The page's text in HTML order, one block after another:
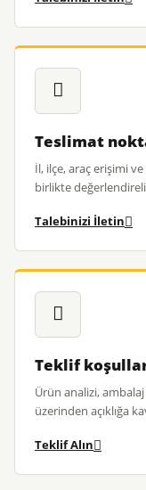
Teslimat
İl, ilçe, araç erişimi
birlikte
Talebinizi İletin
Teklif
Ürün analizi,
üzerinden açıklığa
Teklif Alın